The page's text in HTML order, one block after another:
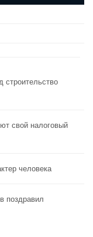
строительство
свой налоговый
человека
поздравил